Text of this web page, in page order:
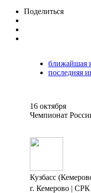
Поделиться
ближайшая
последняя
16 октября
Чемпионат
Кузбасс
г. Кемерово |